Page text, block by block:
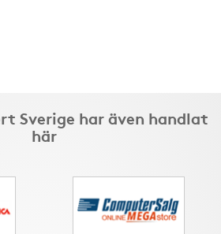
Sverige har även handlat
här